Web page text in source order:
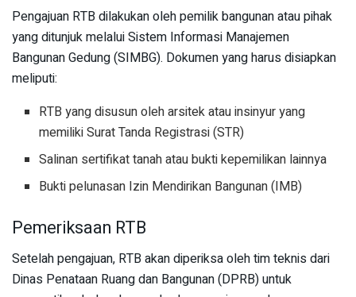
Pengajuan RTB dilakukan oleh pemilik bangunan atau pihak
yang ditunjuk melalui Sistem Informasi Manajemen
Bangunan Gedung (SIMBG). Dokumen yang harus disiapkan
meliputi:
RTB yang disusun oleh arsitek atau insinyur yang
memiliki Surat Tanda Registrasi (STR)
Salinan sertifikat tanah atau bukti kepemilikan lainnya
Bukti pelunasan Izin Mendirikan Bangunan (IMB)
Pemeriksaan RTB
Setelah pengajuan, RTB akan diperiksa oleh tim teknis dari
Dinas Penataan Ruang dan Bangunan (DPRB) untuk